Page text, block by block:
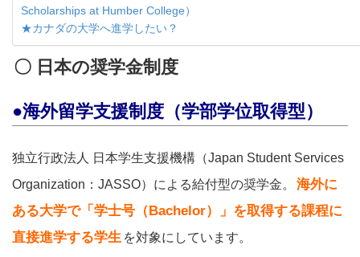
Scholarships at Humber College）
★カナダの大学へ進学したい？
〇 日本の奨学金制度
●海外留学支援制度（学部学位取得型）
独立行政法人 日本学生支援機構（Japan Student Services
Organization：JASSO）による給付型の奨学金。
海外に
ある大学で「学士号（Bachelor）」を取得する課程に
直接進学する学生 を対象にしています。